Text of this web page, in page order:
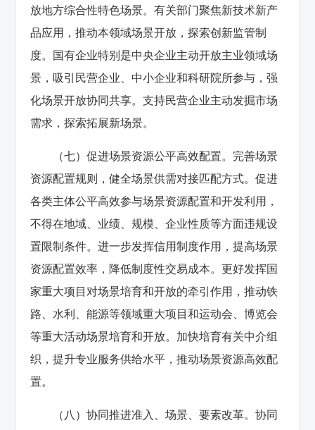
放地方综合性特色场景。有关部门聚焦新技术新产
品应用，推动本领域场景开放，探索创新监管制
度。国有企业特别是中央企业主动开放主业领域场
景，吸引民营企业、中小企业和科研院所参与，强
化场景开放协同共享。支持民营企业主动发掘市场
需求，探索拓展新场景。
（七）促进场景资源公平高效配置。完善场景
资源配置规则，健全场景供需对接匹配方式。促进
各类主体公平高效参与场景资源配置和开发利用，
不得在地域、业绩、规模、企业性质等方面违规设
置限制条件。进一步发挥信用制度作用，提高场景
资源配置效率，降低制度性交易成本。更好发挥国
家重大项目对场景培育和开放的牵引作用，推动铁
路、水利、能源等领域重大项目和运动会、博览会
等重大活动场景培育和开放。加快培育有关中介组
织，提升专业服务供给水平，推动场景资源高效配
置。
（八）协同推进准入、场景、要素改革。协同